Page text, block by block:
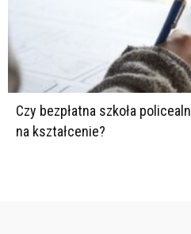
Czy bezpłatna szkoła
na kształcenie?